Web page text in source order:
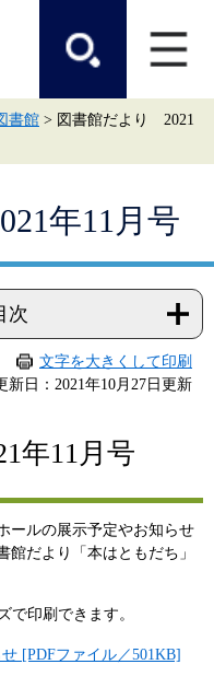
書館 > 図書館だより 2021
年11月号
次
文字を大きくして印刷
新日：2021年10月27日更新
年11月号
ールの展示予定やお知らせ
だより「本はともだち」
で印刷できます。
[PDFファイル／501KB]